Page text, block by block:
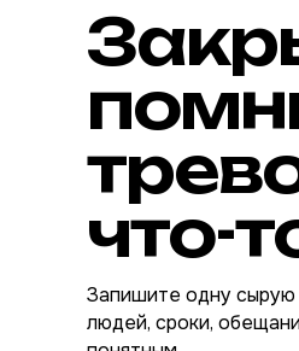
что-
Запишите одну сырую
людей, сроки,